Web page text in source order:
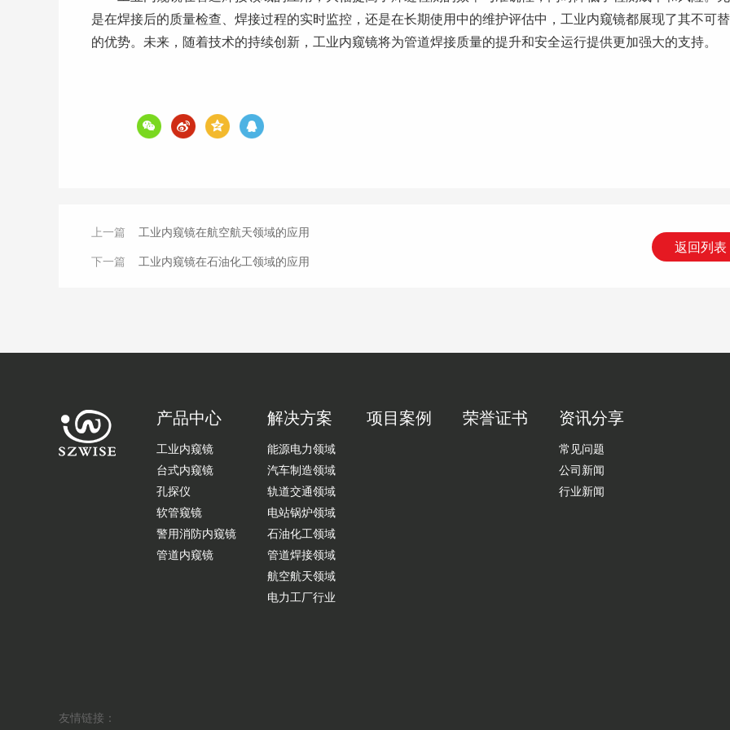
是在焊接后的质量检查、焊接过程的实时监控，还是在长期使用中的维护评估中，工业内窥镜都展现了其不可
的优势。未来，随着技术的持续创新，工业内窥镜将为管道焊接质量的提升和安全运行提供更加强大的支持。
返回列表
上一篇 工业内窥镜在航空航天领域的应用
下一篇 工业内窥镜在石油化工领域的应用
产品中心
工业内窥镜
台式内窥镜
孔探仪
软管窥镜
警用消防内窥镜
管道内窥镜
解决方案
能源电力领域
汽车制造领域
轨道交通领域
电站锅炉领域
石油化工领域
管道焊接领域
航空航天领域
电力工厂行业
项目案例 荣誉证书 资讯分享
常见问题
公司新闻
行业新闻
友情链接：